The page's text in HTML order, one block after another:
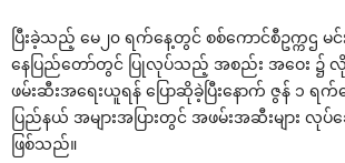
ပြီးခဲ့သည့် မေ၂၀ ရက်နေ့တွင် စစ်ကောင်စီဥက္ကဌ မ
နေပြည်တော်တွင် ပြုလုပ်သည့် အစည်း အဝေး ၌ လို
ဖမ်းဆီးအရေးယူရန် ပြောဆိုခဲ့ပြီးနောက် ဇွန် ၁ ရက်န
ပြည်နယ် အများအပြားတွင် အဖမ်းအဆီးများ လုပ်ဆ
ဖြစ်သည်။